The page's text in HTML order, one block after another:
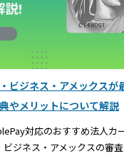
ビジネス・アメックスが
やメリットについて解説
対応のおすすめ法人カ
ジネス・アメックスの審